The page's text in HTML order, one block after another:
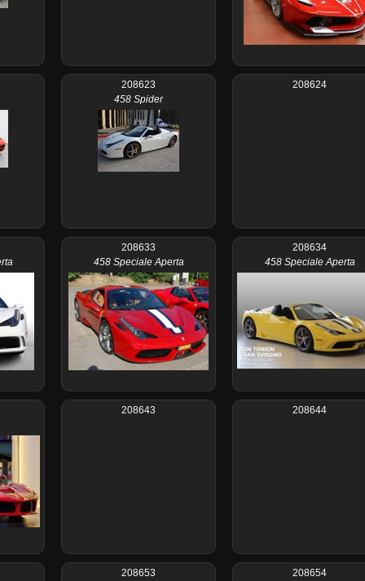
208623
458 Spider
208624
208633
458 Speciale Aperta
208634
458 Speciale Aperta
208643 208644
208653
208654